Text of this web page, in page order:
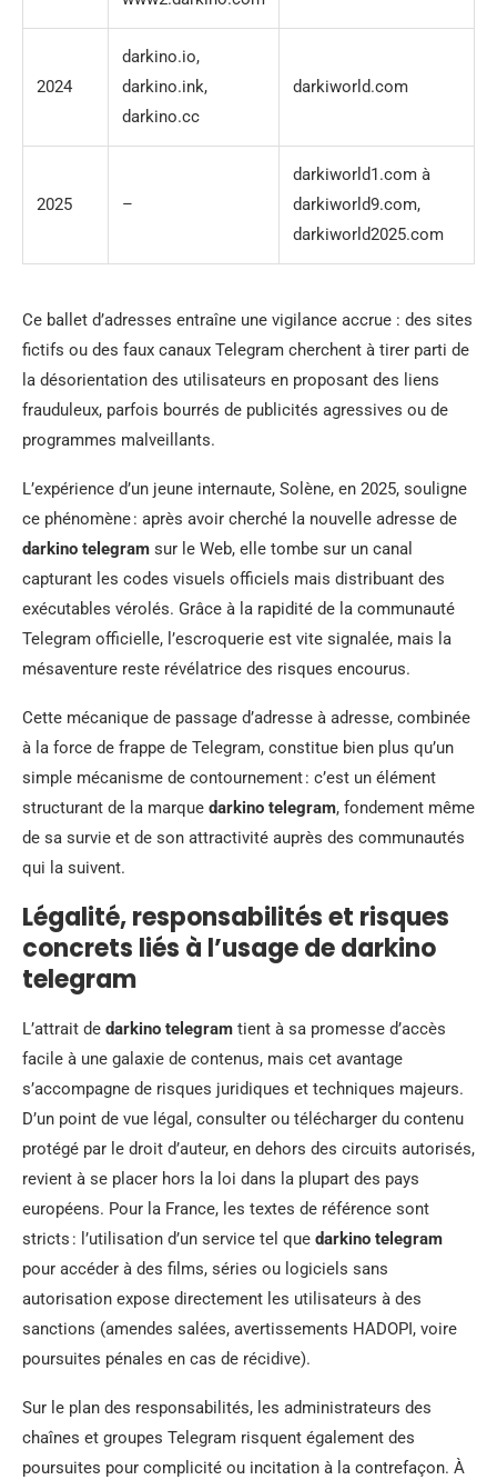
2024
darkino.io,
darkino.ink,
darkino.cc
darkiworld.com
2025 –
darkiworld1.com à
darkiworld9.com,
darkiworld2025.com
Ce ballet d’adresses entraîne une vigilance accrue : des sites
fictifs ou des faux canaux Telegram cherchent à tirer parti de
la désorientation des utilisateurs en proposant des liens
frauduleux, parfois bourrés de publicités agressives ou de
programmes malveillants.
L’expérience d’un jeune internaute, Solène, en 2025, souligne
ce phénomène : après avoir cherché la nouvelle adresse de
darkino telegram sur le Web, elle tombe sur un canal
capturant les codes visuels officiels mais distribuant des
exécutables vérolés. Grâce à la rapidité de la communauté
Telegram officielle, l’escroquerie est vite signalée, mais la
mésaventure reste révélatrice des risques encourus.
Cette mécanique de passage d’adresse à adresse, combinée
à la force de frappe de Telegram, constitue bien plus qu’un
simple mécanisme de contournement : c’est un élément
structurant de la marque darkino telegram, fondement même
de sa survie et de son attractivité auprès des communautés
qui la suivent.
Légalité, responsabilités et risques
concrets liés à l’usage de darkino
telegram
L’attrait de darkino telegram tient à sa promesse d’accès
facile à une galaxie de contenus, mais cet avantage
s’accompagne de risques juridiques et techniques majeurs.
D’un point de vue légal, consulter ou télécharger du contenu
protégé par le droit d’auteur, en dehors des circuits autorisés,
revient à se placer hors la loi dans la plupart des pays
européens. Pour la France, les textes de référence sont
stricts : l’utilisation d’un service tel que darkino telegram
pour accéder à des films, séries ou logiciels sans
autorisation expose directement les utilisateurs à des
sanctions (amendes salées, avertissements HADOPI, voire
poursuites pénales en cas de récidive).
Sur le plan des responsabilités, les administrateurs des
chaînes et groupes Telegram risquent également des
poursuites pour complicité ou incitation à la contrefaçon. À